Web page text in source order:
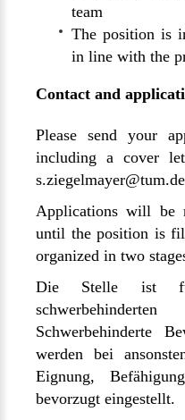
team
The position is
in line with the
Contact and
Please send your
including a cover
s.ziegelmayer@tum.de
Applications will be
until the position is
organized in two
Die Stelle ist
Schwerbehinderte
werden bei
Eignung,
bevorzugt eingestellt.